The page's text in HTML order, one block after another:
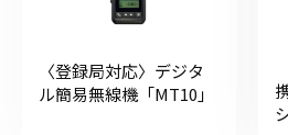
〈登録局対応〉デジタ
ル簡易無線機「MT10」